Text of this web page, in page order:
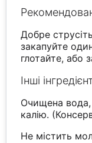
Добре
закапуйте
глотайте, або
Інші
Очищена вода,
калію.
Не містить